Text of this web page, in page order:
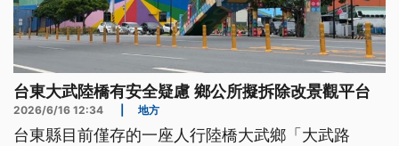
台東大武陸橋有安全疑慮 鄉公所擬拆除改景觀平台
2026/6/16 12:34 地方
台東縣目前僅存的一座人行陸橋大武鄉「大武路